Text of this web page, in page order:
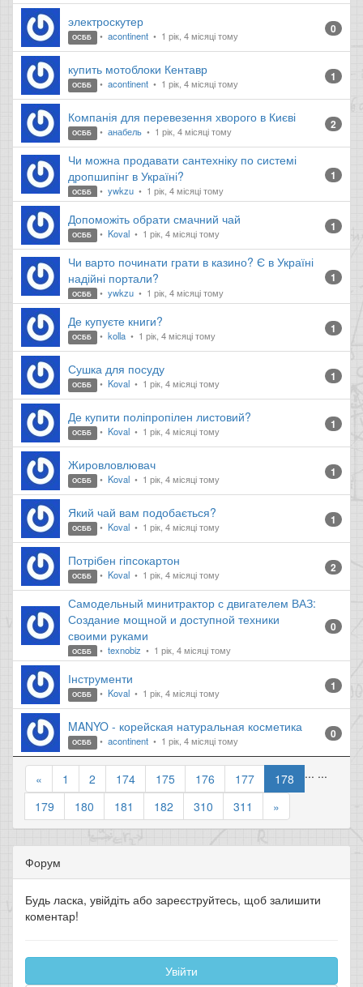
электроскутер
ОСББ acontinent 1 рік, 4 місяці тому 0
купить мотоблоки Кентавр
ОСББ acontinent 1 рік, 4 місяці тому 1
Компанія для перевезення хворого в Києві
ОСББ анабель 1 рік, 4 місяці тому 2
Чи можна продавати сантехніку по системі
дропшипінг в Україні?
ОСББ ywkzu 1 рік, 4 місяці тому
1
Допоможіть обрати смачний чай
ОСББ Koval 1 рік, 4 місяці тому 1
Чи варто починати грати в казино? Є в Україні
надійні портали?
ОСББ ywkzu 1 рік, 4 місяці тому
1
Де купуєте книги?
ОСББ kolla 1 рік, 4 місяці тому 1
Сушка для посуду
ОСББ Koval 1 рік, 4 місяці тому 1
Де купити поліпропілен листовий?
ОСББ Koval 1 рік, 4 місяці тому 1
Жировловлювач
ОСББ Koval 1 рік, 4 місяці тому 1
Який чай вам подобається?
ОСББ Koval 1 рік, 4 місяці тому 1
Потрібен гіпсокартон
ОСББ Koval 1 рік, 4 місяці тому 2
Самодельный минитрактор с двигателем ВАЗ:
Создание мощной и доступной техники
своими руками
ОСББ texnobiz 1 рік, 4 місяці тому
0
Інструменти
ОСББ Koval 1 рік, 4 місяці тому 1
MANYO - корейская натуральная косметика
ОСББ acontinent 1 рік, 4 місяці тому 0
« 1 2 ...
174 175 176 177
178
179
180 181 182
...
310 311 »
Форум
Будь ласка, увійдіть або зареєструйтесь, щоб залишити
коментар!
Увійти